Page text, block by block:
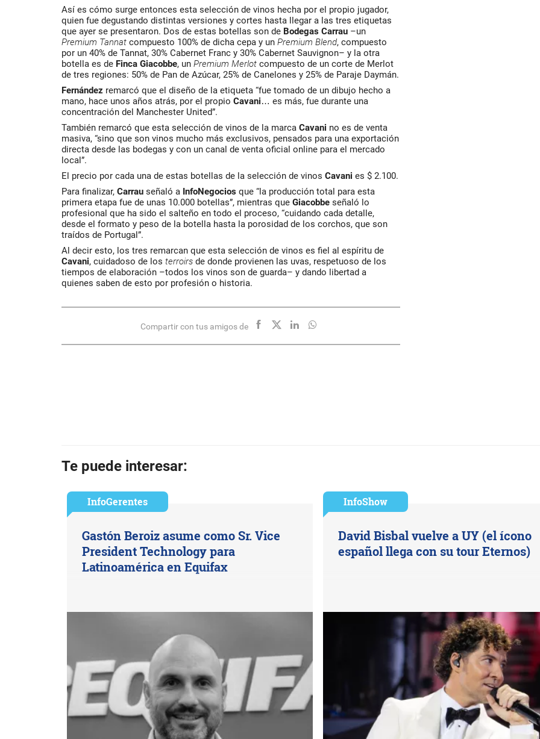
Así es cómo surge entonces esta selección de vinos hecha por el propio jugador,
quien fue degustando distintas versiones y cortes hasta llegar a las tres etiquetas
que ayer se presentaron. Dos de estas botellas son de Bodegas Carrau –un
Premium Tannat compuesto 100% de dicha cepa y un Premium Blend, compuesto
por un 40% de Tannat, 30% Cabernet Franc y 30% Cabernet Sauvignon– y la otra
botella es de Finca Giacobbe, un Premium Merlot compuesto de un corte de Merlot
de tres regiones: 50% de Pan de Azúcar, 25% de Canelones y 25% de Paraje Daymán.
Fernández remarcó que el diseño de la etiqueta “fue tomado de un dibujo hecho a
mano, hace unos años atrás, por el propio Cavani… es más, fue durante una
concentración del Manchester United”.
También remarcó que esta selección de vinos de la marca Cavani no es de venta
masiva, “sino que son vinos mucho más exclusivos, pensados para una exportación
directa desde las bodegas y con un canal de venta oficial online para el mercado
local”.
El precio por cada una de estas botellas de la selección de vinos Cavani es $ 2.100.
Para finalizar, Carrau señaló a InfoNegocios que “la producción total para esta
primera etapa fue de unas 10.000 botellas”, mientras que Giacobbe señaló lo
profesional que ha sido el salteño en todo el proceso, “cuidando cada detalle,
desde el formato y peso de la botella hasta la porosidad de los corchos, que son
traídos de Portugal”.
Al decir esto, los tres remarcan que esta selección de vinos es fiel al espíritu de
Cavani, cuidadoso de los terroirs de donde provienen las uvas, respetuoso de los
tiempos de elaboración –todos los vinos son de guarda– y dando libertad a
quienes saben de esto por profesión o historia.
Compartir con tus amigos de
Te puede interesar:
InfoGerentes
Gastón Beroiz asume como Sr. Vice
President Technology para
Latinoamérica en Equifax
InfoShow
David Bisbal vuelve a UY (el ícono
español llega con su tour Eternos)